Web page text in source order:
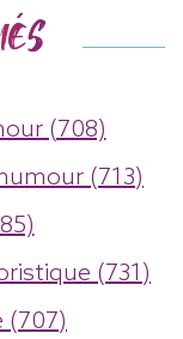
(708)
(713)
(731)
(707)